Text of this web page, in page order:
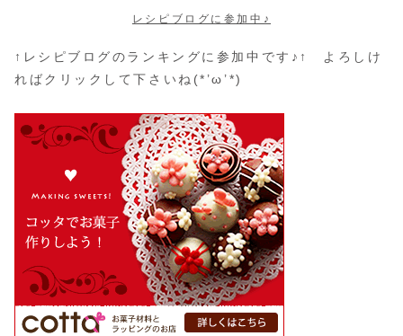
レシピブログに参加中♪
↑レシピブログのランキングに参加中です♪↑ よろしけ
ればクリックして下さいね(*’ω’*)